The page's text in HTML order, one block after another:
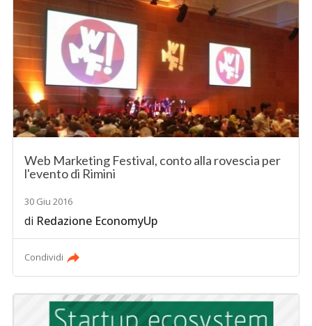
Web Marketing Festival, conto alla rovescia per
l'evento di Rimini
30 Giu 2016
di Redazione EconomyUp
Condividi